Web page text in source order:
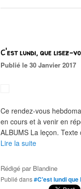
C'est lundi, que lisez-
Publié le 30 Janvier 2017
Ce rendez-vous
en cours et à venir en
ALBUMS La leçon.
Lire la suite
Rédigé par Blandine
Publié dans#C'est lundi que